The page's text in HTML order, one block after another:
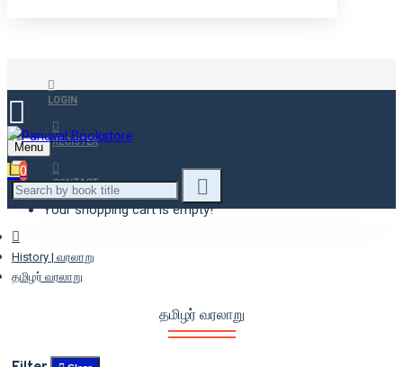
LOGIN
REGISTER
CONTACT
Menu
0
Your shopping cart is empty!
History | வரலாறு
தமிழர் வரலாறு
தமிழர் வரலாறு